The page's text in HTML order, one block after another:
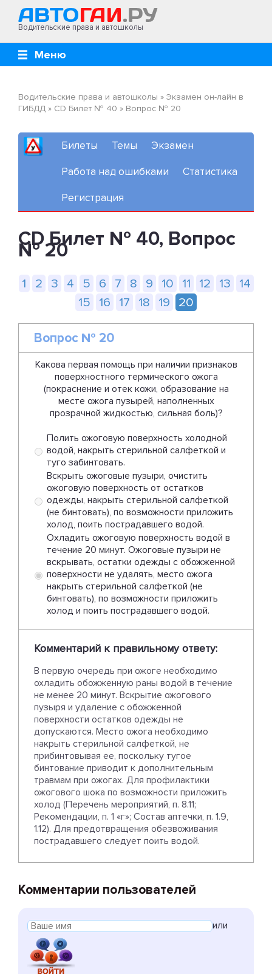
Водительские права и автошколы
Меню
Водительские права и автошколы » Экзамен он-лайн в
ГИБДД » CD Билет № 40 » Вопрос № 20
Билеты Темы Экзамен
Работа над ошибками Статистика
Регистрация
CD Билет № 40, Вопрос
№ 20
1 2 3 4 5 6 7 8 9 10 11 12 13
14
15
16 17 18 19 20
Вопрос № 20
Какова первая помощь при наличии признаков
поверхностного термического ожога
(покраснение и отек кожи, образование на
месте ожога пузырей, наполненных
прозрачной жидкостью, сильная боль)?
Полить ожоговую поверхность холодной
водой, накрыть стерильной салфеткой и
туго забинтовать.
Вскрыть ожоговые пузыри, очистить
ожоговую поверхность от остатков
одежды, накрыть стерильной салфеткой
(не бинтовать), по возможности приложить
холод, поить пострадавшего водой.
Охладить ожоговую поверхность водой в
течение 20 минут. Ожоговые пузыри не
вскрывать, остатки одежды с обожженной
поверхности не удалять, место ожога
накрыть стерильной салфеткой (не
бинтовать), по возможности приложить
холод и поить пострадавшего водой.
Комментарий к правильному ответу:
В первую очередь при ожоге необходимо
охладить обожженную раны водой в течение
не менее 20 минут. Вскрытие ожогового
пузыря и удаление с обожженной
поверхности остатков одежды не
допускаются. Место ожога необходимо
накрыть стерильной салфеткой, не
прибинтовывая ее, поскольку тугое
бинтование приводит к дополнительным
травмам при ожогах. Для профилактики
ожогового шока по возможности приложить
холод (Перечень мероприятий, п. 8.11;
Рекомендации, п. 1 «г»; Состав аптечки, п. 1.9,
1.12). Для предотвращения обезвоживания
пострадавшего следует поить водой.
Комментарии пользователей
или